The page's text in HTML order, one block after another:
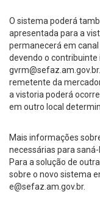
O sistema poderá
apresentada para a
permanecerá em
devendo o contribuinte
gvrm@sefaz.am.gov.br
remetente da
a vistoria poderá
em outro local
Mais informações
necessárias para
Para a solução de
sobre o novo sistema
e@sefaz.am.gov.br.